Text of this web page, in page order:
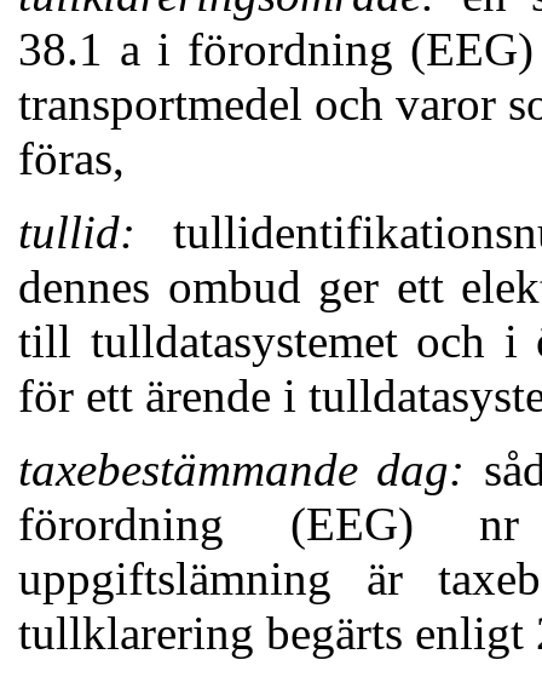
38.1 a i förordning
transportmedel och varor
föras,
tullid:
dennes ombud ger ett
till tulldatasystemet och i
för ett ärende i
taxebestämmande dag:
förordning (EEG)
uppgiftslämning är
tullklarering begärts enligt